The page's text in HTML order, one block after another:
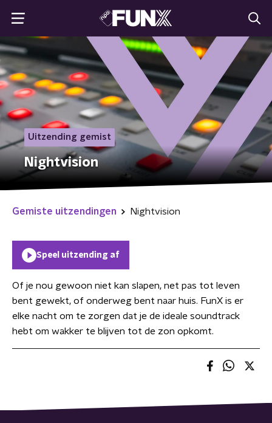
Uitzending gemist
Nightvision
Gemiste uitzendingen Nightvision
Speel uitzending af
Of je nou gewoon niet kan slapen, net pas tot leven
bent gewekt, of onderweg bent naar huis. FunX is er
elke nacht om te zorgen dat je de ideale soundtrack
hebt om wakker te blijven tot de zon opkomt.